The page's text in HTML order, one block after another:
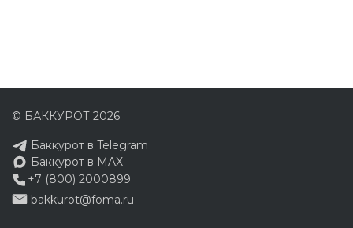
© БАККУРОТ 2026
Баккурот в Telegram
Баккурот в MAX
+7 (800) 2000899
bakkurot@foma.ru